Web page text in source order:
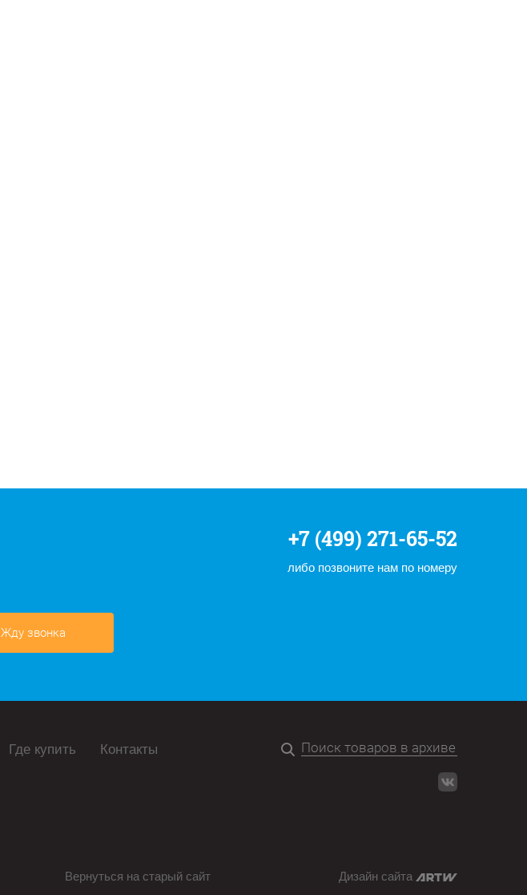
+7 (499) 271-65-52
либо позвоните нам по номеру
Жду звонка
Где купить Контакты
Вернуться на старый сайт Дизайн сайта